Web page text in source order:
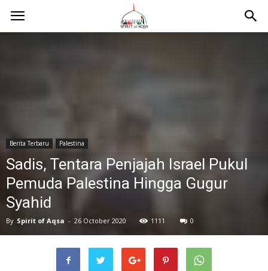
Berita Terbaru Palestina
Sadis, Tentara Penjajah Israel Pukul
Pemuda Palestina Hingga Gugur
Syahid
By Spirit of Aqsa - 26 October 2020 1111 0